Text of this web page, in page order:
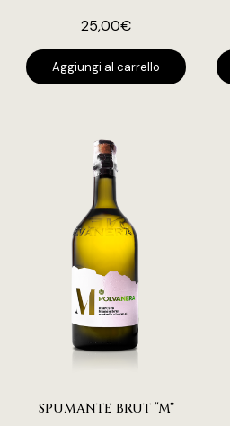
25,00€
Aggiungi al carrello
SPUMANTE BRUT “M”